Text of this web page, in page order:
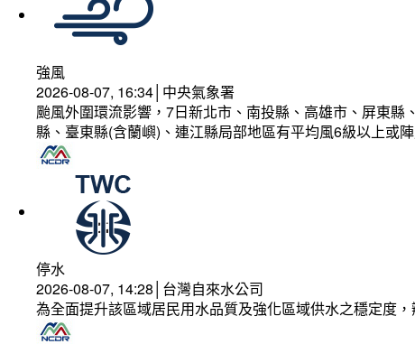
強風
2026-08-07, 16:34│中央氣象署
颱風外圍環流影響，7日新北市、南投縣、高雄市、屏東
縣、臺東縣(含蘭嶼)、連江縣局部地區有平均風6級以上或
停水
2026-08-07, 14:28│台灣自來水公司
為全面提升該區域居民用水品質及強化區域供水之穩定度